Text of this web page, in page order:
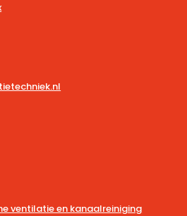
ventilatie en kanaalreiniging